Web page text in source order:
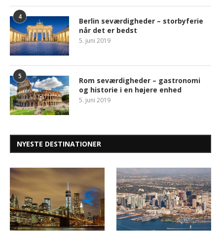
4
Berlin seværdigheder – storbyferie
når det er bedst
5. juni 2019
5
Rom seværdigheder – gastronomi
og historie i en højere enhed
5. juni 2019
NYESTE DESTINATIONER